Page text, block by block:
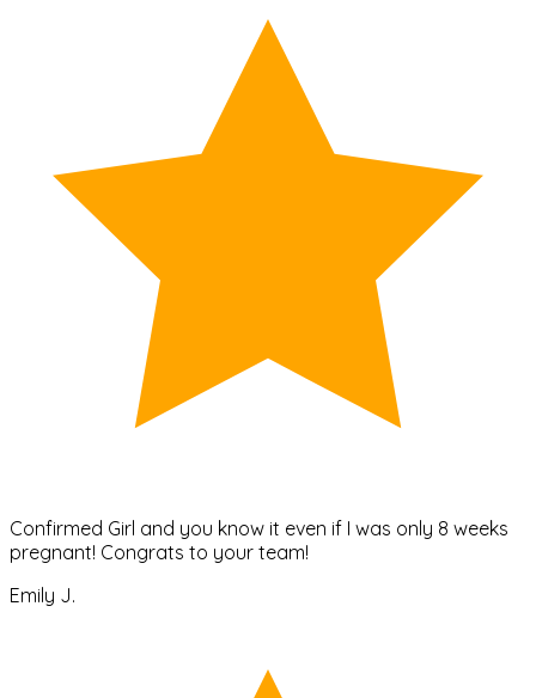
Confirmed Girl and you know it even if I was only 8 weeks
pregnant! Congrats to your team!
Emily J.